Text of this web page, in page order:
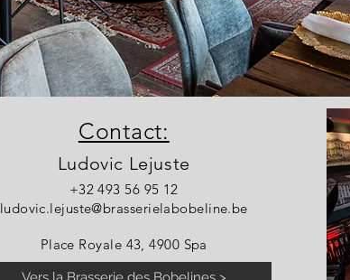
Contact:
Ludovic Lejuste
+32 493 56 95 12
ludovic.lejuste@brasserielabobeline.be
Place Royale 43, 4900 Spa